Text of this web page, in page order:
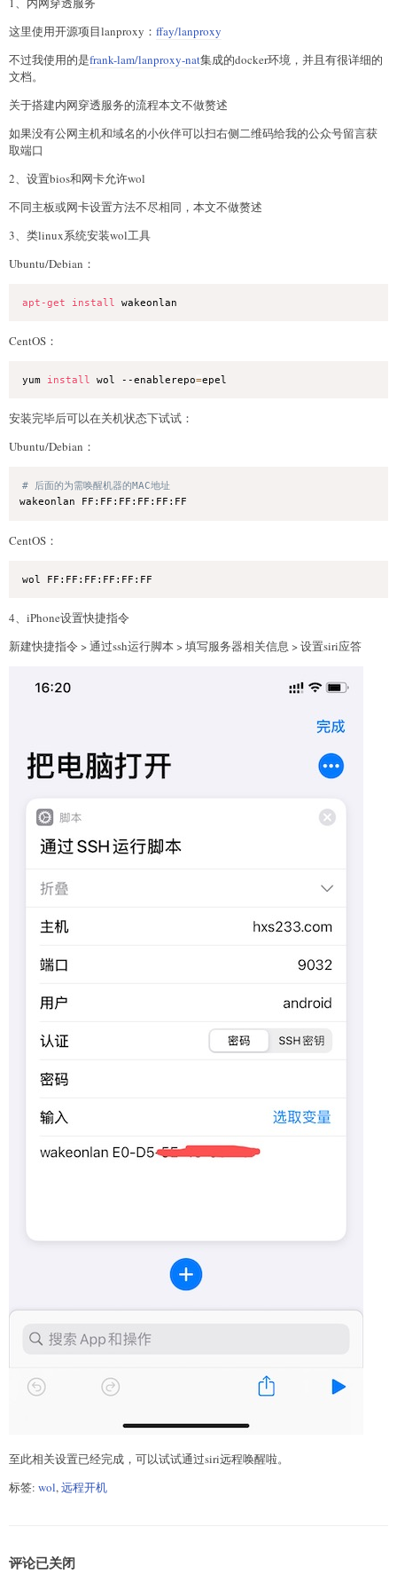
这里使用开源项目lanproxy： ffay/lanproxy
不过我使用的是frank-lam/lanproxy-nat集成的docker环境，并且有很详细的
文档。
关于搭建内网穿透服务的流程本文不做赘述
如果没有公网主机和域名的小伙伴可以扫右侧二维码给我的公众号留言获
取端口
2、设置bios和网卡允许wol
不同主板或网卡设置方法不尽相同，本文不做赘述
3、类linux系统安装wol工具
Ubuntu/Debian：
apt-get install wakeonlan
CentOS：
yum install wol --enablerepo=epel
安装完毕后可以在关机状态下试试：
Ubuntu/Debian：
# 后面的为需唤醒机器的MAC地址
wakeonlan FF:FF:FF:FF:FF:FF
CentOS：
wol FF:FF:FF:FF:FF:FF
4、iPhone设置快捷指令
新建快捷指令 > 通过ssh运行脚本 > 填写服务器相关信息 > 设置siri应答
至此相关设置已经完成，可以试试通过siri远程唤醒啦。
标签: wol,远程开机
评论已关闭